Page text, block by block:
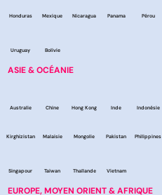
Honduras Mexique Nicaragua Panama Pérou
Uruguay Bolivie
ASIE & OCÉANIE
Australie Chine Hong Kong Inde Indonésie
Kirghizistan Malaisie Mongolie Pakistan Philippines
Singapour Taiwan Thaïlande Vietnam
EUROPE, MOYEN ORIENT & AFRIQUE